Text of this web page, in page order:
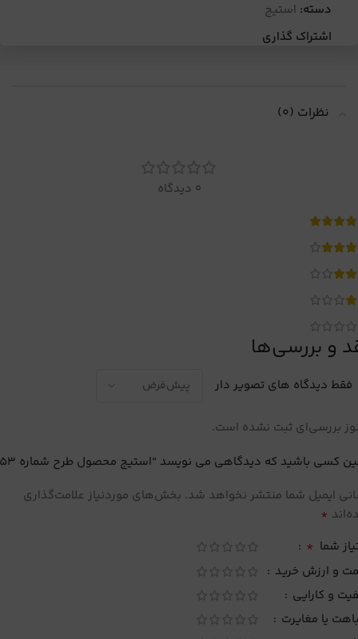
دسته: استیج
اشتراک گذاری
نظرات (0)
0 دیدگاه
و بررسی‌ها
فقط دیدگاه های تصویر دار
بررسی‌ای ثبت نشده است.
کسی باشید که دیدگاهی می نویسد “استیج محصول طرح شماره 53”
ایمیل شما منتشر نخواهد شد. بخش‌های موردنیاز علامت‌گذاری
*
شما *
و ارزش خرید
و کارایی
یا مغایرت